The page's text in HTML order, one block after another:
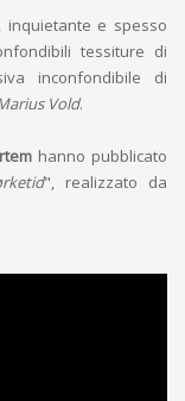
inquietante e spesso
tessiture di
inconfondibile di
Vold.
hanno pubblicato
", realizzato da